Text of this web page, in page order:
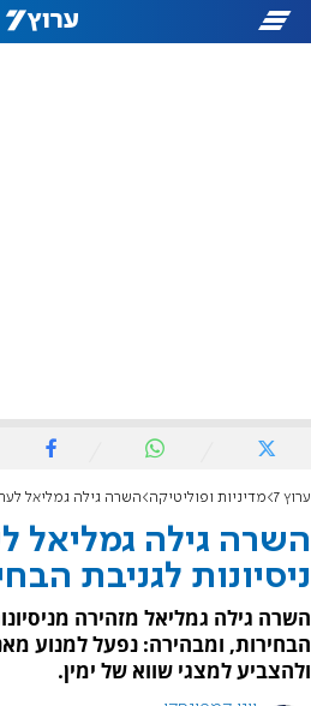
ערוץ 7 מדיניות ופוליטיקה השרה גילה גמליאל לערוץ 7: מזהים ניסיונות לגניבת
ניסיונות לגניבת
השרה גילה גמליאל מזהירה
הבחירות, ומבהירה: נפעל למנוע
ולהצביע למצגי שווא של ימין.